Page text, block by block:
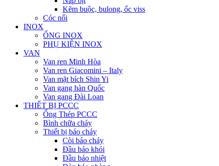
Kẽm buộc, bulong, ốc viss
Cóc nối
INOX
ỐNG INOX
PHỤ KIỆN INOX
VAN
Van ren Minh Hòa
Van ren Giacomini – Italy
Van mặt bích Shin Yi
Van gang hàn Quốc
Van gang Đài Loan
THIẾT BỊ PCCC
Ống Thép PCCC
Bình chữa cháy
Thiết bị báo cháy
Còi báo cháy
Đầu báo khói
Đầu báo nhiệt